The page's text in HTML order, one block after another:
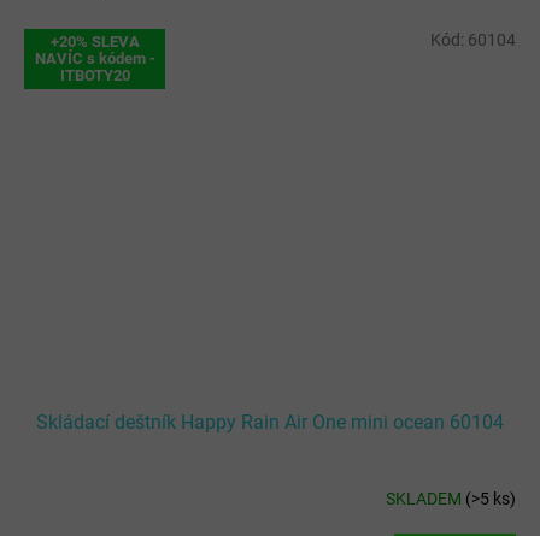
+20% SLEVA
NAVÍC s kódem -
ITBOTY20
Skládací deštník Happy Rain Air One mini ocean 60104
SKLADEM (>5 ks)
Kód: 60104